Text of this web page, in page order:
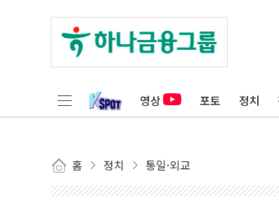
영상 포토 정치
홈 정치 통일·외교